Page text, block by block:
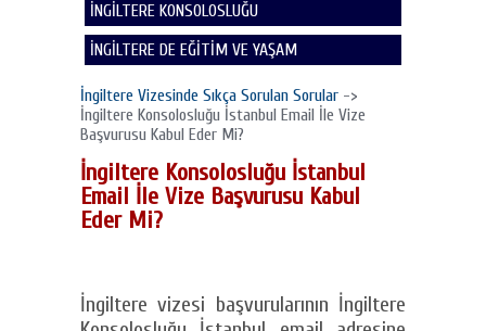
İNGİLTERE KONSOLOSLUĞU
İNGİLTERE DE EĞİTİM VE YAŞAM
İngiltere Vizesinde Sıkça Sorulan Sorular ->
İngiltere Konsolosluğu İstanbul Email İle Vize
Başvurusu Kabul Eder Mi?
İngiltere Konsolosluğu İstanbul
Email İle Vize Başvurusu Kabul
Eder Mi?
İngiltere vizesi başvurularının İngiltere